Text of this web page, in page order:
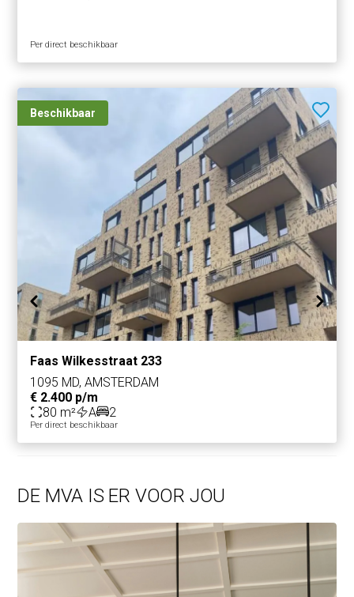
Per direct beschikbaar
Beschikbaar
Faas Wilkesstraat 233
1095 MD, AMSTERDAM
€ 2.400 p/m
80 m²
A 2
Per direct beschikbaar
DE MVA IS ER VOOR JOU